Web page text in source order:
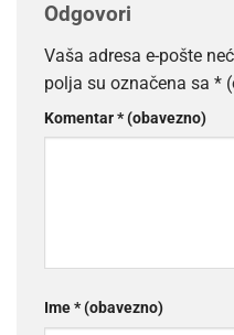
Odgovori
Vaša adresa e-pošte
polja su označena sa *
Komentar* (obavezno)
Ime* (obavezno)